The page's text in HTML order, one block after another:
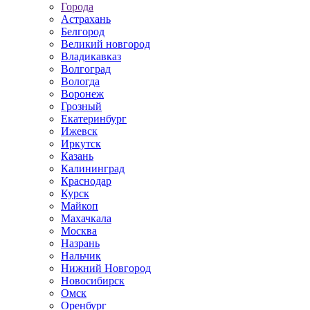
Города
Астрахань
Белгород
Великий новгород
Владикавказ
Волгоград
Вологда
Воронеж
Грозный
Екатеринбург
Ижевск
Иркутск
Казань
Калининград
Краснодар
Курск
Майкоп
Махачкала
Москва
Назрань
Нальчик
Нижний Новгород
Новосибирск
Омск
Оренбург